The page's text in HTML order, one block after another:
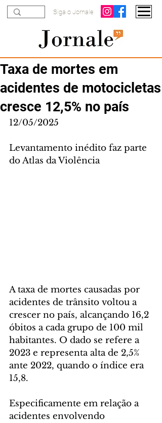
Siga o Jornale
Taxa de mortes em
acidentes de motocicletas
cresce 12,5% no país
12/05/2025
Levantamento inédito faz parte
do Atlas da Violência
A taxa de mortes causadas por
acidentes de trânsito voltou a
crescer no país, alcançando 16,2
óbitos a cada grupo de 100 mil
habitantes. O dado se refere a
2023 e representa alta de 2,5%
ante 2022, quando o índice era
15,8.
Especificamente em relação a
acidentes envolvendo